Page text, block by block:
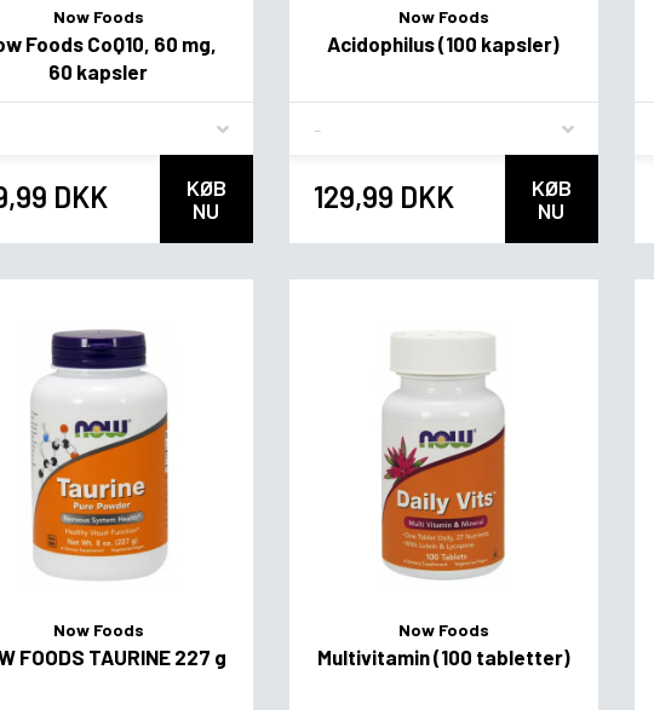
Now Foods
Foods CoQ10, 60 mg,
60 kapsler
DKK
KØB
NU
Now Foods
Acidophilus (100 kapsler)
129,99 DKK
KØB
NU
Now Foods
FOODS TAURINE 227 g
Now Foods
Multivitamin (100 tabletter)